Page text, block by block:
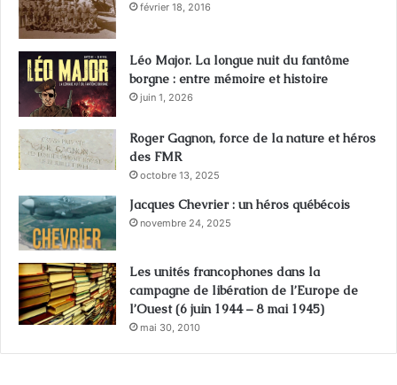
février 18, 2016
Léo Major. La longue nuit du fantôme
borgne : entre mémoire et histoire
juin 1, 2026
Roger Gagnon, force de la nature et héros
des FMR
octobre 13, 2025
Jacques Chevrier : un héros québécois
novembre 24, 2025
Les unités francophones dans la
campagne de libération de l’Europe de
l’Ouest (6 juin 1944 – 8 mai 1945)
mai 30, 2010